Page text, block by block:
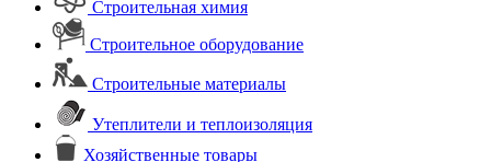
Строительная химия
Строительное оборудование
Строительные материалы
Утеплители и теплоизоляция
Хозяйственные товары